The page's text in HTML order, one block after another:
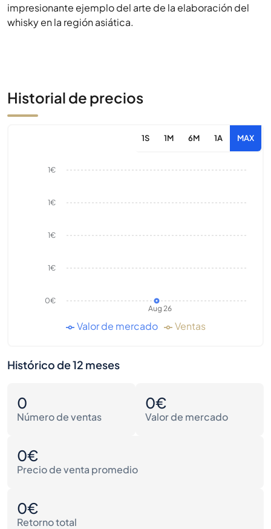
impresionante ejemplo del arte de la elaboración del
whisky en la región asiática.
Historial de precios
1S 1M 6M 1A MAX
Aug 26
0€
1€
1€
1€
1€
Valor de mercado Ventas
Histórico de 12 meses
0
Número de ventas
0€
Valor de mercado
0€
Precio de venta promedio
0€
Retorno total